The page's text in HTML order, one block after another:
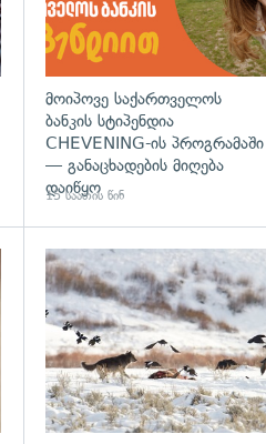
მოიპოვე საქართველოს
ბანკის სტიპენდია
CHEVENING-ის პროგრამაში
— განაცხადების მიღება
დაიწყო
15 საათის წინ
გადახედვა